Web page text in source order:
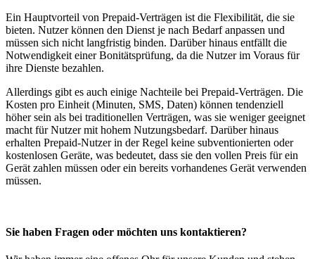
Ein Hauptvorteil von Prepaid-Verträgen ist die Flexibilität, die sie
bieten. Nutzer können den Dienst je nach Bedarf anpassen und
müssen sich nicht langfristig binden. Darüber hinaus entfällt die
Notwendigkeit einer Bonitätsprüfung, da die Nutzer im Voraus für
ihre Dienste bezahlen.
Allerdings gibt es auch einige Nachteile bei Prepaid-Verträgen. Die
Kosten pro Einheit (Minuten, SMS, Daten) können tendenziell
höher sein als bei traditionellen Verträgen, was sie weniger geeignet
macht für Nutzer mit hohem Nutzungsbedarf. Darüber hinaus
erhalten Prepaid-Nutzer in der Regel keine subventionierten oder
kostenlosen Geräte, was bedeutet, dass sie den vollen Preis für ein
Gerät zahlen müssen oder ein bereits vorhandenes Gerät verwenden
müssen.
Sie haben Fragen oder möchten uns kontaktieren?